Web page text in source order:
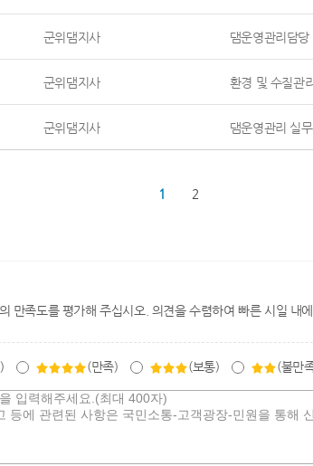
군위댐지사 댐운영관리담당
군위댐지사 환경 및 수질관
군위댐지사 댐운영관리 실무
1 2
만족도를 평가해 주십시오. 의견을 수렴하여 빠른 시일 내
(만족) (보통) (불만